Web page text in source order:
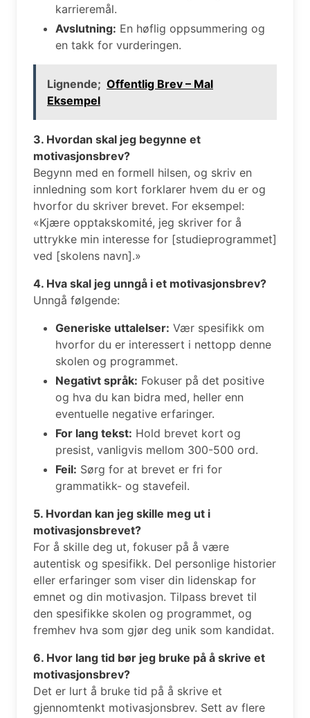
karrieremål.
Avslutning: En høflig oppsummering og
en takk for vurderingen.
Lignende; Offentlig Brev – Mal
Eksempel
3. Hvordan skal jeg begynne et
motivasjonsbrev?
Begynn med en formell hilsen, og skriv en
innledning som kort forklarer hvem du er og
hvorfor du skriver brevet. For eksempel:
«Kjære opptakskomité, jeg skriver for å
uttrykke min interesse for [studieprogrammet]
ved [skolens navn].»
4. Hva skal jeg unngå i et motivasjonsbrev?
Unngå følgende:
Generiske uttalelser: Vær spesifikk om
hvorfor du er interessert i nettopp denne
skolen og programmet.
Negativt språk: Fokuser på det positive
og hva du kan bidra med, heller enn
eventuelle negative erfaringer.
For lang tekst: Hold brevet kort og
presist, vanligvis mellom 300-500 ord.
Feil: Sørg for at brevet er fri for
grammatikk- og stavefeil.
5. Hvordan kan jeg skille meg ut i
motivasjonsbrevet?
For å skille deg ut, fokuser på å være
autentisk og spesifikk. Del personlige historier
eller erfaringer som viser din lidenskap for
emnet og din motivasjon. Tilpass brevet til
den spesifikke skolen og programmet, og
fremhev hva som gjør deg unik som kandidat.
6. Hvor lang tid bør jeg bruke på å skrive et
motivasjonsbrev?
Det er lurt å bruke tid på å skrive et
gjennomtenkt motivasjonsbrev. Sett av flere